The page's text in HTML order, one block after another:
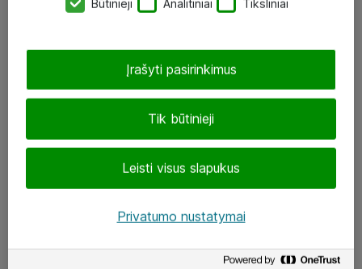
J. Rutkausko g. 6, Vilnius
Atea kontaktai
Aplankykite mus
Būtinieji Analitiniai Tiksliniai
Tik būtinieji
Leisti visus slapukus
Įrašyti pasirinkimus
Privatumo nustatymai